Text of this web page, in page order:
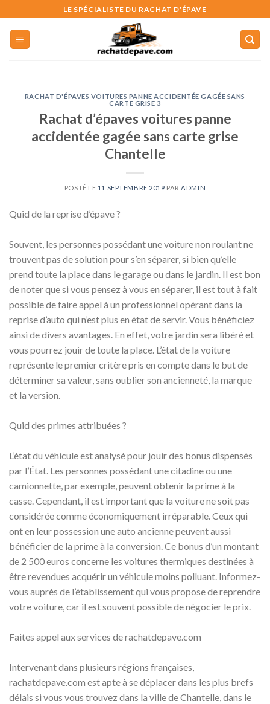
to
content
LE SPÉCIALISTE DU RACHAT D'ÉPAVE
RACHAT D'ÉPAVES VOITURES PANNE ACCIDENTÉE GAGÉE SANS
CARTE GRISE 3
Rachat d’épaves voitures panne
accidentée gagée sans carte grise
Chantelle
POSTÉ LE 11 SEPTEMBRE 2019 PAR ADMIN
Quid de la reprise d’épave ?
Souvent, les personnes possédant une voiture non roulant ne
trouvent pas de solution pour s’en séparer, si bien qu’elle
prend toute la place dans le garage ou dans le jardin. Il est bon
de noter que si vous pensez à vous en séparer, il est tout à fait
possible de faire appel à un professionnel opérant dans la
reprise d’auto qui n’est plus en état de servir. Vous bénéficiez
ainsi de divers avantages. En effet, votre jardin sera libéré et
vous pourrez jouir de toute la place. L’état de la voiture
représente le premier critère pris en compte dans le but de
déterminer sa valeur, sans oublier son ancienneté, la marque
et la version.
Quid des primes attribuées ?
L’état du véhicule est analysé pour jouir des bonus dispensés
par l’État. Les personnes possédant une citadine ou une
camionnette, par exemple, peuvent obtenir la prime à la
casse. Cependant, il est important que la voiture ne soit pas
considérée comme économiquement irréparable. Ceux qui
ont en leur possession une auto ancienne peuvent aussi
bénéficier de la prime à la conversion. Ce bonus d’un montant
de 2 500 euros concerne les voitures thermiques destinées à
être revendues acquérir un véhicule moins polluant. Informez-
vous auprès de l’établissement qui vous propose de reprendre
votre voiture, car il est souvent possible de négocier le prix.
Faites appel aux services de rachatdepave.com
Intervenant dans plusieurs régions françaises,
rachatdepave.com est apte à se déplacer dans les plus brefs
délais si vous vous trouvez dans la ville de Chantelle, dans le